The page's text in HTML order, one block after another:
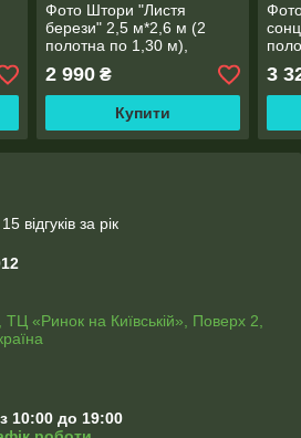
Фото Штори "Листя
берези" 2,5 м*2,6 м (2
полотна по 1,30 м),
тасьма
2 990₴
Купити
3
відгуків за рік
«Ринок на Київській», Поверх 2,
10:00 до 19:00